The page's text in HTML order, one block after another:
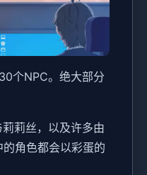
个NPC。绝大部分
莉丝，以及许多由
角色都会以彩蛋的